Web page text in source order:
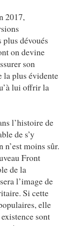
2017,
dévoués
on devine
son
la plus évidente
lui offrir la
l’histoire de
de s’y
n’est moins sûr.
Front
de la
l’image de
Si cette
elle
sont